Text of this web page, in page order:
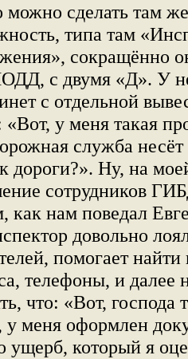
можно сделать там
типа там
сокращённо
с двумя «Д». У
с отдельной
у меня такая
служба несёт
дороги?». Ну, на
сотрудников
как нам поведал
довольно
помогает найти
телефоны, и далее
что: «Вот, господа
меня оформлен
ущерб, который я